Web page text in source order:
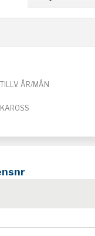
TILLV. ÅR/MÅN
KAROSS